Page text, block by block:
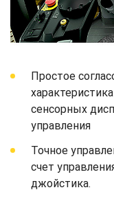
Простое
сенсорных
управления
Точное
счет
джойстика.